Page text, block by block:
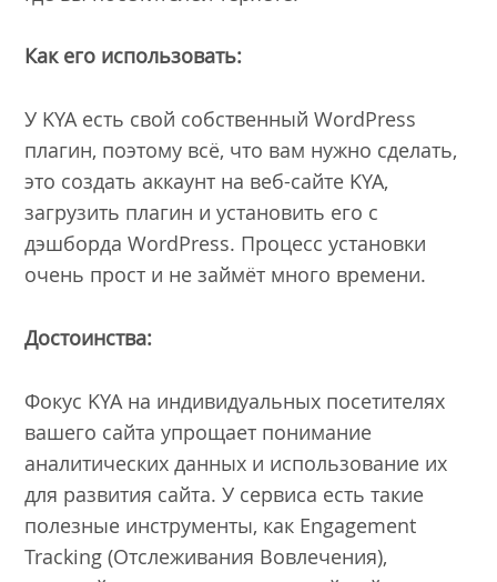
Как его использовать:
У KYA есть свой собственный WordPress
плагин, поэтому всё, что вам нужно сделать,
это создать аккаунт на веб-сайте KYA,
загрузить плагин и установить его с
дэшборда WordPress. Процесс установки
очень прост и не займёт много времени.
Достоинства:
Фокус KYA на индивидуальных посетителях
вашего сайта упрощает понимание
аналитических данных и использование их
для развития сайта. У сервиса есть такие
полезные инструменты, как Engagement
Tracking (Отслеживания Вовлечения),